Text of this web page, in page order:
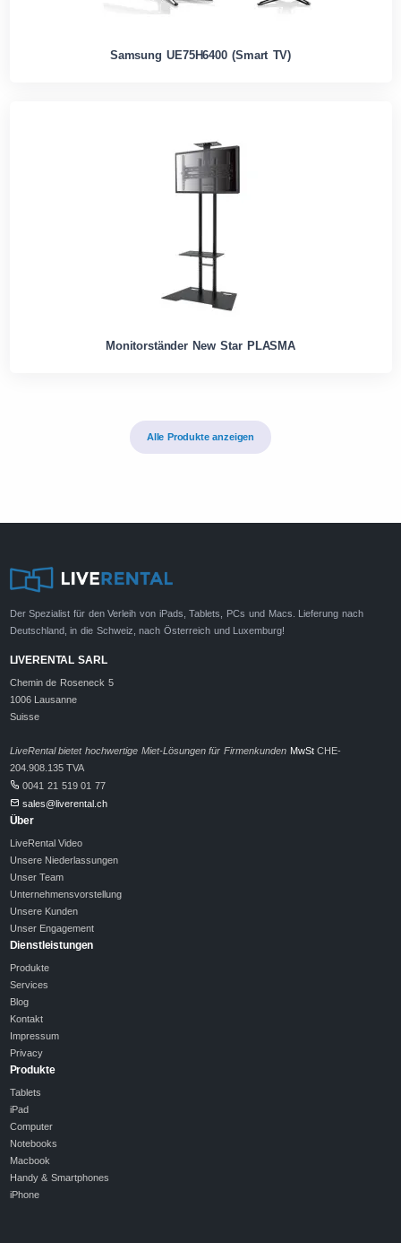
Samsung UE75H6400 (Smart TV)
Monitorständer New Star PLASMA
Alle Produkte anzeigen
Der Spezialist für den Verleih von iPads, Tablets, PCs und Macs. Lieferung nach
Deutschland, in die Schweiz, nach Österreich und Luxemburg!
LIVERENTAL SARL
Chemin de Roseneck 5
1006 Lausanne
Suisse
LiveRental bietet hochwertige Miet-Lösungen für Firmenkunden MwStCHE-
204.908.135 TVA
0041 21 519 01 77
sales@liverental.ch
Über
LiveRental Video
Unsere Niederlassungen
Unser Team
Unternehmensvorstellung
Unsere Kunden
Unser Engagement
Dienstleistungen
Produkte
Services
Blog
Kontakt
Impressum
Privacy
Produkte
Tablets
iPad
Computer
Notebooks
Macbook
Handy & Smartphones
iPhone